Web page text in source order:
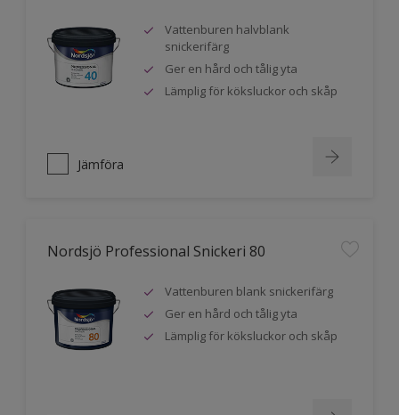
Vattenburen halvblank
snickerifärg
Ger en hård och tålig yta
Lämplig för köksluckor och skåp
Jämföra
Nordsjö Professional Snickeri 80
Vattenburen blank snickerifärg
Ger en hård och tålig yta
Lämplig för köksluckor och skåp